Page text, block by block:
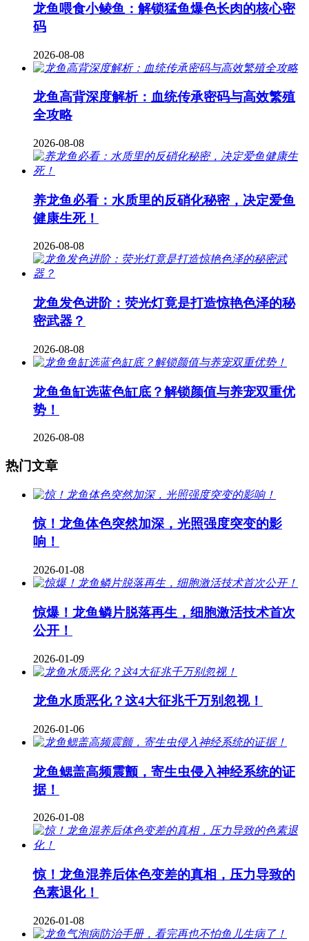
龙鱼喂食小鲮鱼：解锁猛鱼爆色长肉的核心密
码
2026-08-08
龙鱼高背深度解析：血统传承密码与高效繁殖
全攻略
2026-08-08
养龙鱼必看：水质里的反硝化秘密，决定爱鱼
健康生死！
2026-08-08
龙鱼发色进阶：荧光灯竟是打造惊艳色泽的秘
密武器？
2026-08-08
龙鱼鱼缸选蓝色缸底？解锁颜值与养宠双重优
势！
2026-08-08
热门文章
惊！龙鱼体色突然加深，光照强度突变的影
响！
2026-01-08
惊爆！龙鱼鳞片脱落再生，细胞激活技术首次
公开！
2026-01-09
龙鱼水质恶化？这4大征兆千万别忽视！
2026-01-06
龙鱼鳃盖高频震颤，寄生虫侵入神经系统的证
据！
2026-01-08
惊！龙鱼混养后体色变差的真相，压力导致的
色素退化！
2026-01-08